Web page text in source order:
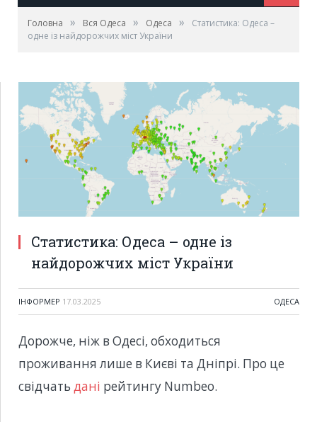
Головна » Вся Одеса » Одеса »
Статистика: Одеса –
одне із найдорожчих міст України
Статистика: Одеса – одне із
найдорожчих міст України
ІНФОРМЕР 17.03.2025 ОДЕСА
Дорожче, ніж в Одесі, обходиться
проживання лише в Києві та Дніпрі. Про це
свідчать дані рейтингу Numbeo.